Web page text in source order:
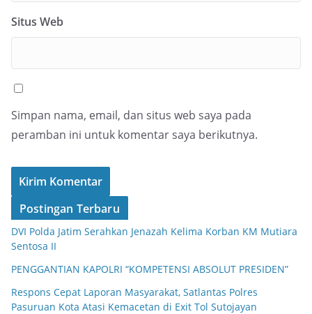
Situs Web
Simpan nama, email, dan situs web saya pada
peramban ini untuk komentar saya berikutnya.
Postingan Terbaru
DVI Polda Jatim Serahkan Jenazah Kelima Korban KM Mutiara
Sentosa II
PENGGANTIAN KAPOLRI “KOMPETENSI ABSOLUT PRESIDEN”
Respons Cepat Laporan Masyarakat, Satlantas Polres
Pasuruan Kota Atasi Kemacetan di Exit Tol Sutojayan